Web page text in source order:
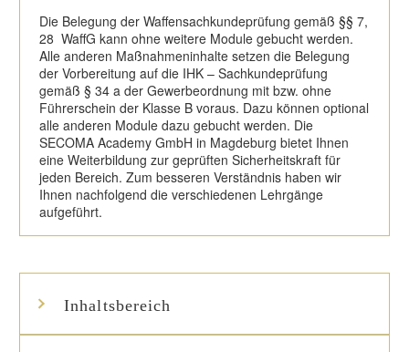
Die Belegung der Waffensachkundeprüfung gemäß §§ 7,
28 WaffG kann ohne weitere Module gebucht werden.
Alle anderen Maßnahmeninhalte setzen die Belegung
der Vorbereitung auf die IHK – Sachkundeprüfung
gemäß § 34 a der Gewerbeordnung mit bzw. ohne
Führerschein der Klasse B voraus. Dazu können optional
alle anderen Module dazu gebucht werden. Die
SECOMA Academy GmbH in Magdeburg bietet Ihnen
eine Weiterbildung zur geprüften Sicherheitskraft für
jeden Bereich. Zum besseren Verständnis haben wir
Ihnen nachfolgend die verschiedenen Lehrgänge
aufgeführt.
Inhaltsbereich